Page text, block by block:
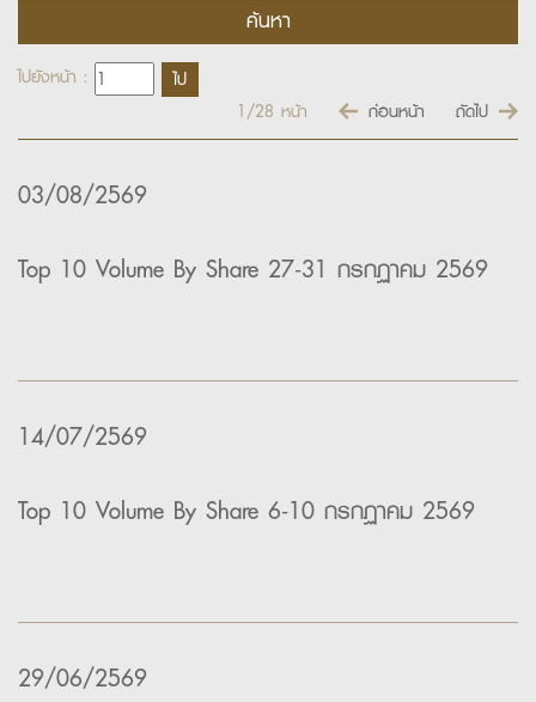
ไปยังหน้า :
1/28 หน้า ก่อนหน้า ถัดไป
03/08/2569
Top 10 Volume By Share 27-31 กรกฏาคม 2569
14/07/2569
Top 10 Volume By Share 6-10 กรกฏาคม 2569
29/06/2569